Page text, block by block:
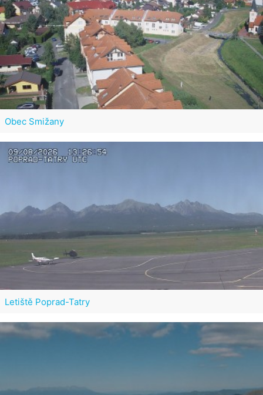
Obec Smižany
Letiště Poprad-Tatry